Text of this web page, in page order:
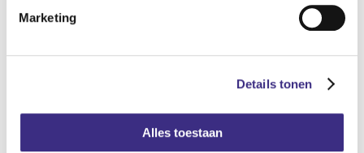
Marketing
Details tonen
Alles toestaan
zintuiglijke beperking. Bij Alliade zijn verschillende
begeleiding tot zelfstandig wonen met hulp. De mate van
zorg en begeleiding varieert van lichte zorg tot intensieve
zorgbehoefte. Zo kan het zijn dat cliënten moeilijk
verstaanbaar gedrag laten zien en intensieve begeleiding